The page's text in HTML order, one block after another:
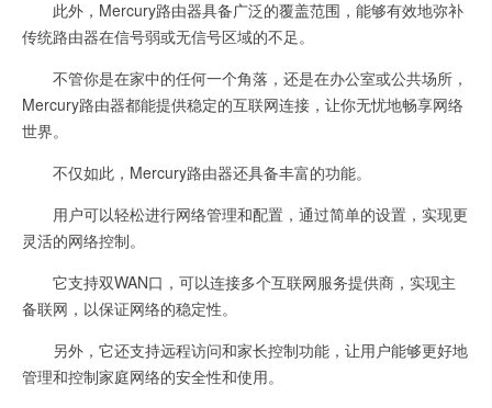
此外，Mercury路由器具备广泛的覆盖范围，能够有效地弥补
传统路由器在信号弱或无信号区域的不足。
不管你是在家中的任何一个角落，还是在办公室或公共场所，
Mercury路由器都能提供稳定的互联网连接，让你无忧地畅享网络
世界。
不仅如此，Mercury路由器还具备丰富的功能。
用户可以轻松进行网络管理和配置，通过简单的设置，实现更
灵活的网络控制。
它支持双WAN口，可以连接多个互联网服务提供商，实现主
备联网，以保证网络的稳定性。
另外，它还支持远程访问和家长控制功能，让用户能够更好地
管理和控制家庭网络的安全性和使用。